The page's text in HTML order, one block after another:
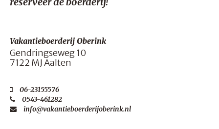
Vakantieboerderij Oberink
Gendringseweg 10
7122 MJ Aalten
06-23155576
0543-461282
info@vakantieboerderijoberink.nl